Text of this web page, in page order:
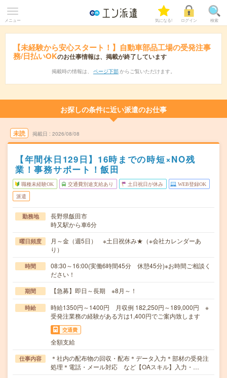
メニュー 気になる! ログイン 検索
【未経験から安心スタート！】自動車部品工場の受発注事
務/日払いOKのお仕事情報は、掲載が終了しています
掲載時の情報は、 ページ下部 からご覧いただけます。
お探しの条件に近い派遣のお仕事
未読 掲載日 2026/08/08
【年間休日129日】16時までの時短×NO残
業！事務サポート！飯田
職種未経験OK 交通費別途支給あり 土日祝日が休み WEB登録OK
派遣
勤務地
長野県飯田市
時又駅から車6分
曜日頻度
月～金（週5日） ※土日祝休み★（※会社カレンダーあ
り）
時間
08:30～16:00(実働6時間45分 休憩45分)※お時間ご相談く
ださい！
期間 【急募】即日～長期 ※8月～！
時給
時給1350円～1400円 月収例 182,250円～189,000円 ※
受発注業務の経験がある方は1,400円でご案内致します
交通費
全額支給
仕事内容
＊社内の配布物の回収・配布＊データ入力＊部材の受発注
処理＊電話・メール対応 など【OAスキル】入力・…